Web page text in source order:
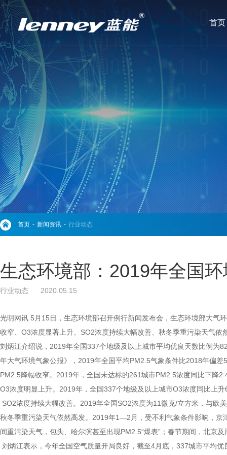
首页
首页 - 新闻资讯 - 行业动态
生态环境部：2019年全国
行业动态 2020.05.15
光明网讯 5月15日，生态环境部召开例行新闻发布会，生态环境部大气
收窄、O3浓度显著上升、SO2浓度持续大幅改善、秋冬季重污染天气
刘炳江介绍说，2019年全国337个地级及以上城市平均优良天数比例为
年大气环境气象公报》，2019年全国平均PM2.5气象条件比2018年偏
PM2.5降幅收窄。2019年，全国未达标的261城市PM2.5浓度同比下降
O3浓度明显上升。2019年，全国337个地级及以上城市O3浓度同比上
SO2浓度持续大幅改善。2019年全国SO2浓度为11微克/立方米，与
秋冬季重污染天气依然高发。2019年1—2月，受不利气象条件影响，
间重污染天气，包头、哈尔滨甚至出现PM2.5“爆表”；春节期间，北京
刘炳江表示，今年全国空气质量开局良好，截至4月底，337城市平均